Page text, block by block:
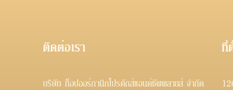
ติดต่อเรา
บริษัท ท็อปออร์กานิกโปรดักส์แอนด์ซัพพลายส์ จำกัด
ที่